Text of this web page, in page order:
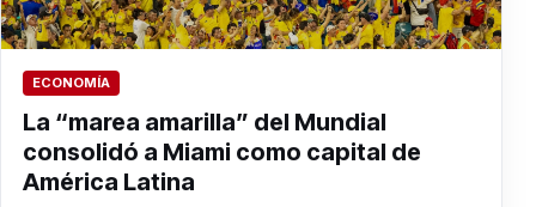
ECONOMÍA
La “marea amarilla” del Mundial
consolidó a Miami como capital de
América Latina